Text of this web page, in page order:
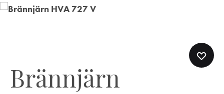
Brännjärn